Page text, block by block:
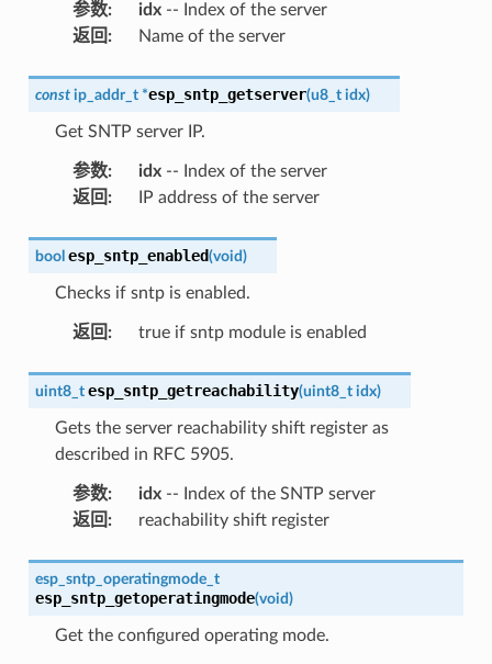
参数: idx-- Index of the server
返回 : Name of the server
const ip_addr_t *esp_sntp_getserver(u8_t idx)
Get SNTP server IP.
参数: idx-- Index of the server
返回 : IP address of the server
bool esp_sntp_enabled(void)
Checks if sntp is enabled.
返回 : true if sntp module is enabled
uint8_t esp_sntp_getreachability(uint8_t idx)
Gets the server reachability shift register as
described in RFC 5905.
参数: idx-- Index of the SNTP server
返回 : reachability shift register
esp_sntp_operatingmode_t
esp_sntp_getoperatingmode(void)
Get the configured operating mode.